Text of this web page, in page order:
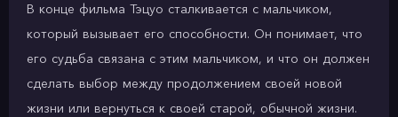
В конце фильма Тэцуо сталкивается с мальчиком,
который вызывает его способности. Он понимает, что
его судьба связана с этим мальчиком, и что он должен
сделать выбор между продолжением своей новой
жизни или вернуться к своей старой, обычной жизни.